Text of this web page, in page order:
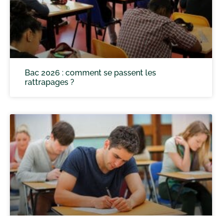
Bac 2026 : comment se passent les
rattrapages ?